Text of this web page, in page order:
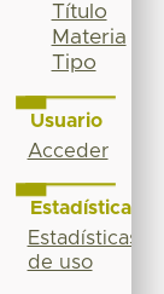
Título
Materia
Tipo
Usuario
Acceder
Estadísticas
Estadísticas
de uso